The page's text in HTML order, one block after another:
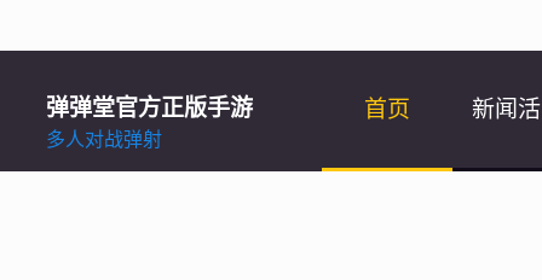
弹弹堂官方正版手游
多人对战弹射
首页 新闻